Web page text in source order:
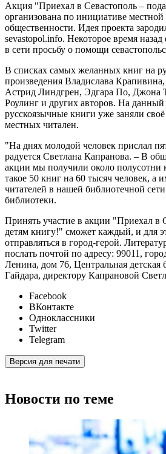
Акция "Приехал в Севастополь –
организована по инициативе местной
общественности. Идея проекта
sevastopol.info. Некоторое время
в сети просьбу о помощи
В списках самых желанных книг на
произведения Владислава
Астрид Линдгрен, Эдгара По, Джона
Роулинг и других авторов. На
русскоязычные книги уже заняли
местных читален.
"На днях молодой человек прислал
радуется Светлана Капранова. – В
акции мы получили около полусотни
такое 50 книг на 60 тысяч человек, а
читателей в нашей библиотечной
библиотеки.
Принять участие в акции "Приехал в
детям книгу!" сможет каждый, и для
отправляться в город-герой.
послать почтой по адресу: 99011,
Ленина, дом 76, Центральная детская
Гайдара, директору Капрановой
Facebook
ВКонтакте
Одноклассники
Twitter
Telegram
Версия для печати
Новости по теме